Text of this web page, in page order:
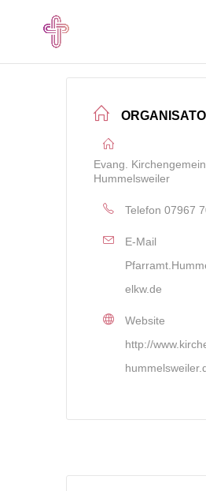
Evang.
Hummelsweiler
Telefon 07967
E-Mail
elkw.de
Website
http://